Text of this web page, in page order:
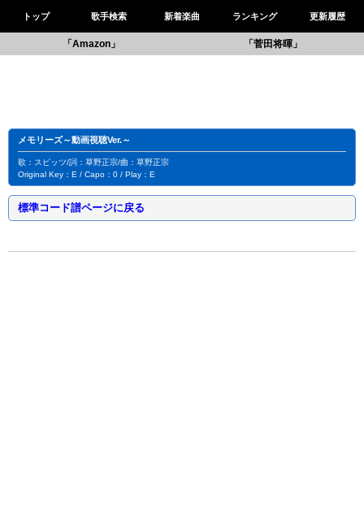
トップ 歌手検索 新着楽曲 ランキング 更新履歴
「Amazon」 「菅田将暉」
メモリーズ～動画視聴Ver.～
歌：スピッツ/詞：草野正宗/曲：草野正宗
Original Key：E / Capo：0 / Play：E
標準コード譜ページに戻る